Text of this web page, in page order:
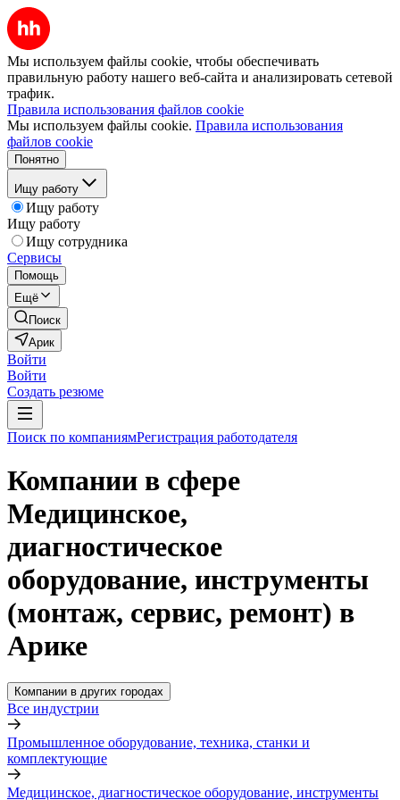
Мы используем файлы cookie, чтобы обеспечивать
правильную работу нашего веб-сайта и анализировать сетевой
трафик.
Правила использования файлов cookie
Мы используем файлы cookie. Правила использования
файлов cookie
Понятно
Ищу работу
Ищу работу
Ищу работу
Ищу сотрудника
Сервисы
Помощь
Ещё
Поиск
Арик
Войти
Войти
Создать резюме
Поиск по компаниямРегистрация работодателя
Компании в сфере
Медицинское,
диагностическое
оборудование, инструменты
(монтаж, сервис, ремонт) в
Арике
Компании в других городах
Все индустрии
Промышленное оборудование, техника, станки и
комплектующие
Медицинское, диагностическое оборудование, инструменты